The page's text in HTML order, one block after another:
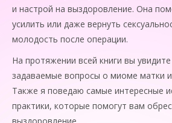
и настрой на выздоровление. Она
усилить или даже вернуть
молодость после операции.
На протяжении всей книги вы
задаваемые вопросы о миоме матки
Также я поведаю самые интересные
практики, которые помогут вам